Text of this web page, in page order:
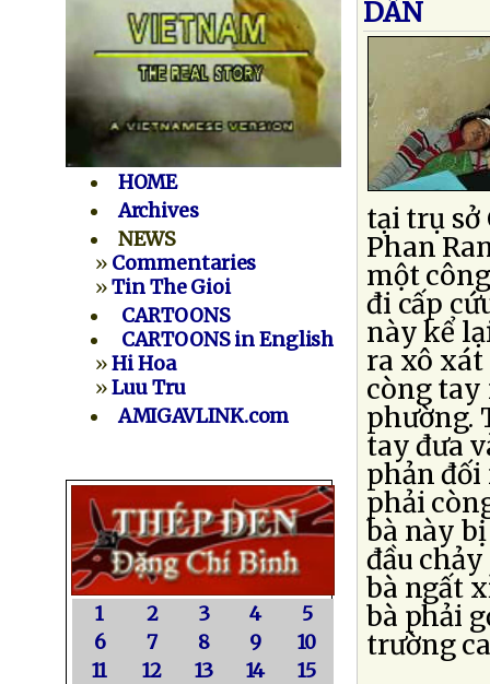
HOME
Archives
NEWS
» Commentaries
»Tin The Gioi
CARTOONS
CARTOONS in English
»Hi Hoa
»Luu Tru
AMIGAVLINK.com
1 2 3 4
5
6
7 8 9
10
11
12 13 14
15
DÂN
tại trụ sở
Phan
một
đi cấp
này kể
ra xô xát
còng tay
phường.
tay đưa
phản
phải
bà này
đầu
bà ngất
bà phải
trường